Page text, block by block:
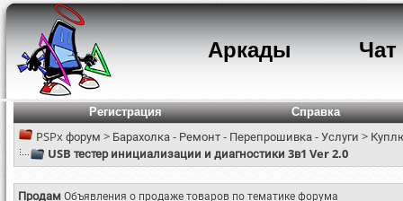
Аркады Чат
Регистрация Справка
PSPx форум > Барахолка - Ремонт - Перепрошивка - Услуги >
USB тестер инициализации и диагностики 3в1 Ver 2.0
ПродамОбъявления о продаже товаров по тематике форума